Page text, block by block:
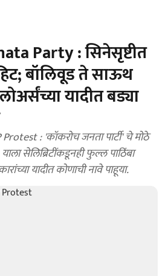
Party : सिनेसृष्टीत
बॉलिवूड ते साऊथ
यादीत बड्या
: 'कॉकरोच जनता पार्टी' चे मोठे
सेलिब्रिटींकडूनही फुल्ल पाठिंबा
दिसत आहे. कलाकारांच्या यादीत कोणाची नावे पाहूया.